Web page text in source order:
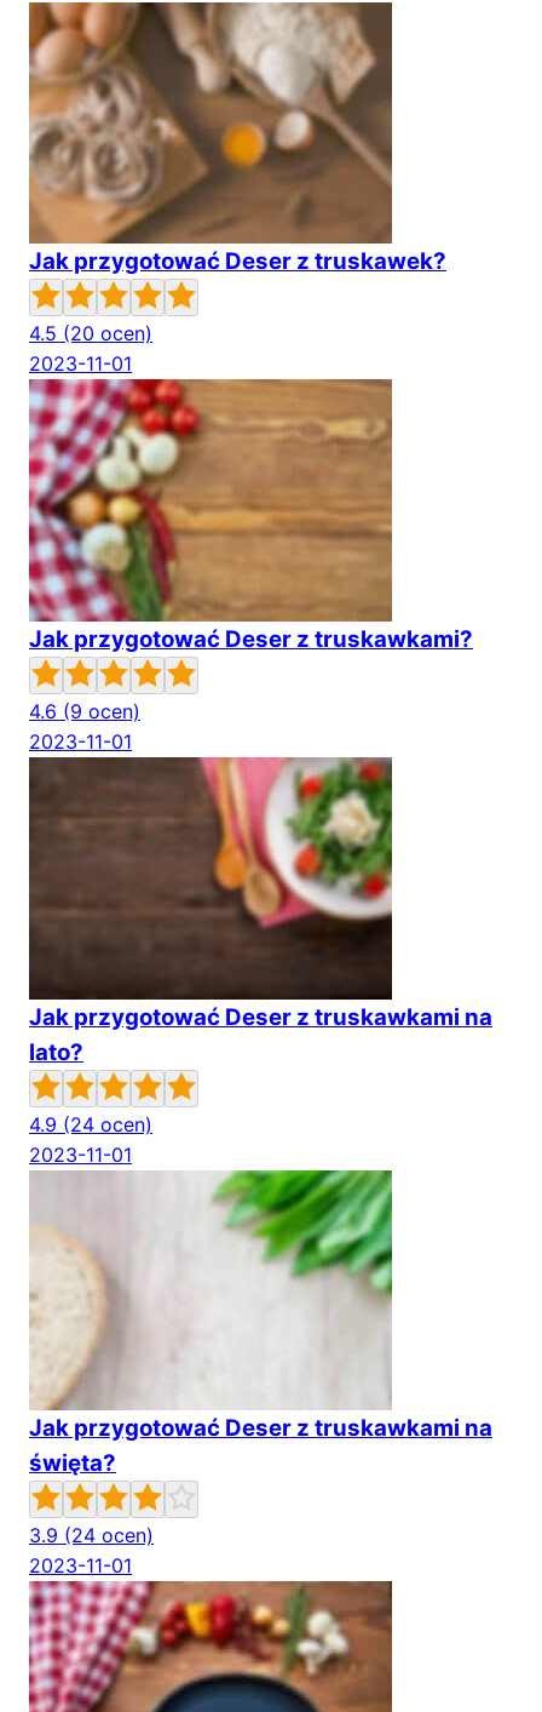
Jak przygotować Deser z truskawek?
4.5 (20 ocen)
2023-11-01
Jak przygotować Deser z truskawkami?
4.6 (9 ocen)
2023-11-01
Jak przygotować Deser z truskawkami na
lato?
4.9 (24 ocen)
2023-11-01
Jak przygotować Deser z truskawkami na
święta?
3.9 (24 ocen)
2023-11-01